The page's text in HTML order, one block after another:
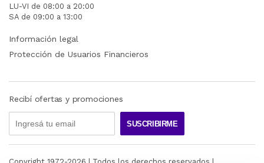
LU-VI de 08:00 a 20:00
SA de 09:00 a 13:00
Información legal
Protección de Usuarios Financieros
Recibí ofertas y promociones
SUSCRIBIRME